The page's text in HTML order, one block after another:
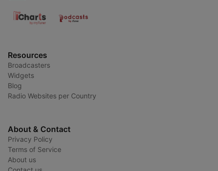
Resources
Broadcasters
Widgets
Blog
Radio Websites per Country
About & Contact
Privacy Policy
Terms of Service
About us